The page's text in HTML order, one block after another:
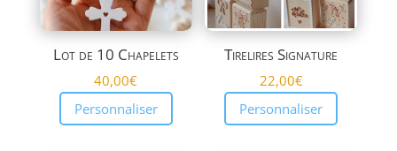
Lot de 10 Chapelets
40,00€
Personnaliser
Tirelires Signature
22,00€
Personnaliser